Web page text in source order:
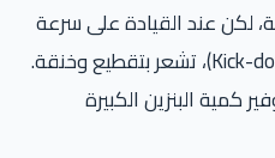
لكن عند القيادة على سرعة
100 كم/س أو عند التجاوز (Kick-down)، تشعر بتقطيع وخنقة.
كمية البنزين الكبيرة